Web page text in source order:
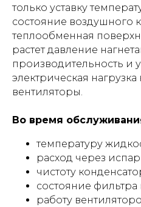
только уставку
состояние воздушного
теплообменная
растет давление
производительность и
электрическая
вентиляторы.
Во время
температуру
расход через
чистоту
состояние
работу